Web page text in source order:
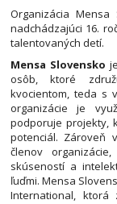
Organizácia
nadchádzajúci 16.
talentovaných detí.
Mensa Slovensko
osôb, ktoré
kvocientom, teda s
organizácie je
podporuje projekty,
potenciál. Zároveň
členov
skúseností a
ľuďmi. Mensa
International,